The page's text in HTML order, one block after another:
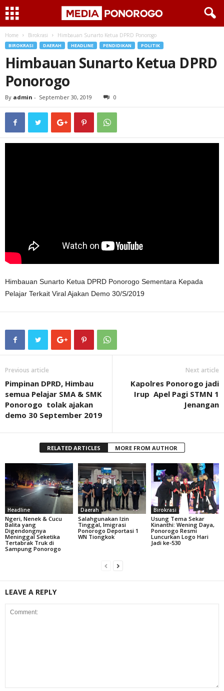
Home Birokrasi Himbauan Sunarto Ketua DPRD Ponorogo
BIROKRASI DAERAH HEADLINE PENDIDIKAN POLITIK
Himbauan Sunarto Ketua DPRD
Ponorogo
By admin - September 30, 2019 0
Himbauan Sunarto Ketua DPRD Ponorogo Sementara Kepada
Pelajar Terkait Viral Ajakan Demo 30/S/2019
Previous article
Pimpinan DPRD, Himbau
semua Pelajar SMA & SMK
Ponorogo tolak ajakan
demo 30 September 2019
Next article
Kapolres Ponorogo jadi
Irup Apel Pagi STMN 1
Jenangan
RELATED ARTICLES MORE FROM AUTHOR
Headline
Ngeri, Nenek & Cucu
Balita yang
Digendongnya
Meninggal Seketika
Tertabrak Truk di
Sampung Ponorogo
Daerah
Salahgunakan Izin
Tinggal, Imigrasi
Ponorogo Deportasi 1
WN Tiongkok
Birokrasi
Usung Tema Sekar
Kinanthi: Wening Daya,
Ponorogo Resmi
Luncurkan Logo Hari
Jadi ke-530
LEAVE A REPLY